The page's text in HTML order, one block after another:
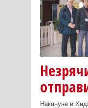
Накануне в